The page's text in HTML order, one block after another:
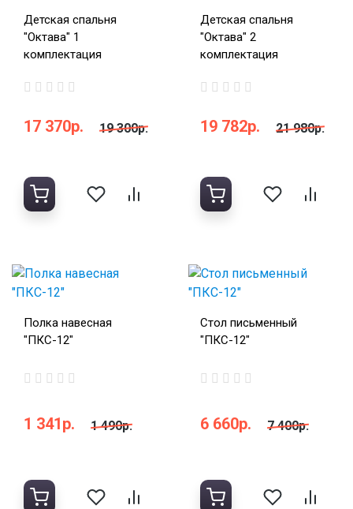
Детская спальня
"Октава" 1
комплектация
17 370р. 19 300р.
Детская спальня
"Октава" 2
комплектация
19 782р. 21 980р.
Полка навесная
"ПКС-12"
1 341р. 1 490р.
Стол письменный
"ПКС-12"
6 660р. 7 400р.